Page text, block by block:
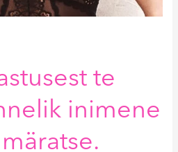
te
inimene